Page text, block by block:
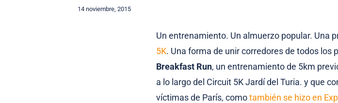
14 noviembre, 2015
Un entrenamiento. Un almuerzo popular. Una
5K. Una forma de unir corredores de todos los
Breakfast Run, un entrenamiento de 5km
a lo largo del Circuit 5K Jardí del Turia. y que
víctimas de París, comotambién se hizo en